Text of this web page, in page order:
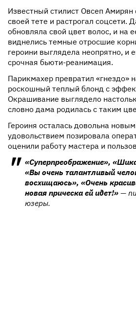
Известный стилист Овсеп
своей тете и растрогал соцсети.
обновляла свой цвет волос, и на
виднелись темные отросшие
героини выглядела неопрятно, и
срочная бьюти-реанимация.
Парикмахер превратил «гнездо»
роскошный теплый блонд с
Окрашивание выглядело
словно дама родилась с таким
Героиня осталась довольна
удовольствием позировала
оценили работу мастера и
«Суперпреображение»,
«Вы очень талантливый
восхищаюсь», «Очень
новая прическа ей идет!» —
юзеры.